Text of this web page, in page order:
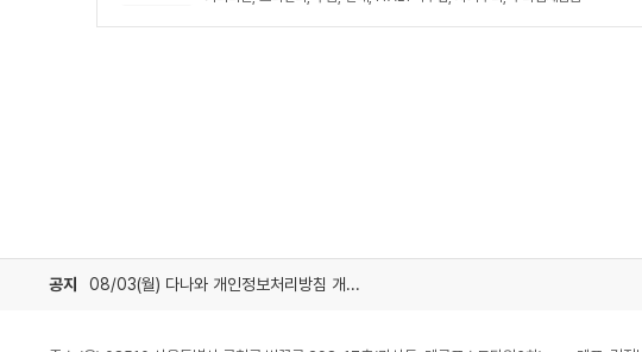
공지 08/03(월) 다나와 개인정보처리방침 개정 안내